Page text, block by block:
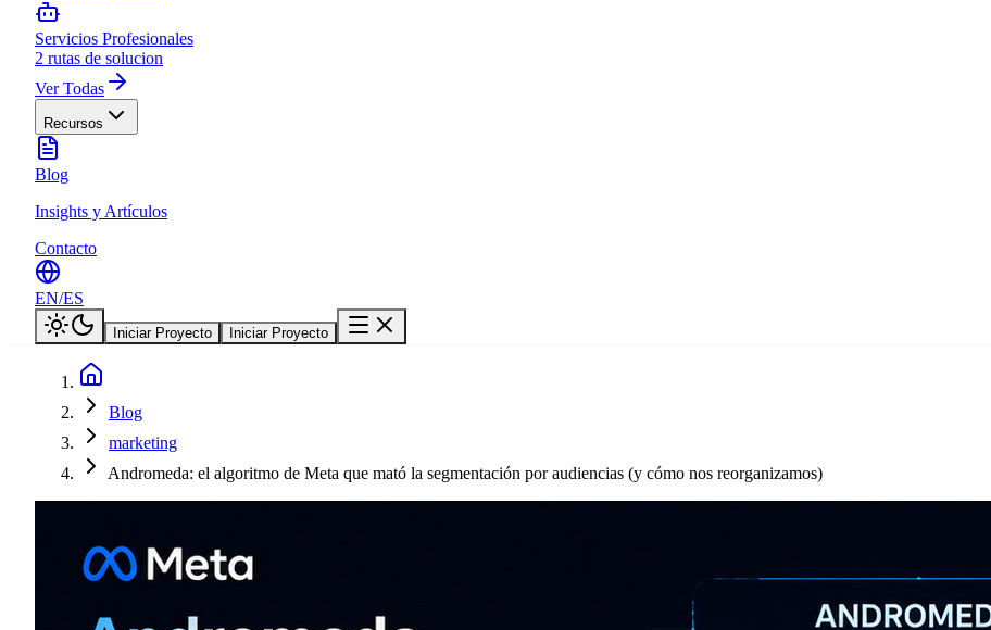
Servicios Profesionales
2 rutas de solucion
Ver Todas
Recursos
Blog
Insights y Artículos
Contacto
EN/ES
Iniciar Proyecto Iniciar Proyecto
Blog
marketing
Andromeda: el algoritmo de Meta que mató la segmentación por audiencias (y cómo nos reorganizamos)